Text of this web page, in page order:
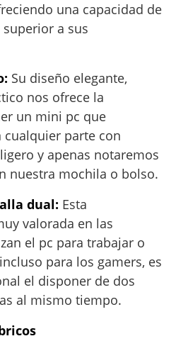
una capacidad de
a sus
Su diseño elegante,
nos ofrece la
un mini pc que
parte con
y apenas notaremos
nuestra mochila o bolso.
dual: Esta
valorada en las
el pc para trabajar o
para los gamers, es
el disponer de dos
al mismo tiempo.